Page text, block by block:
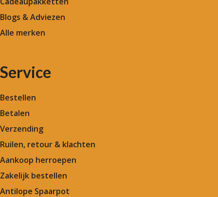
Blogs & Adviezen
Alle merken
Service
Bestellen
Betalen
Verzending
Ruilen, retour & klachten
Aankoop herroepen
Zakelijk bestellen
Antilope Spaarpot